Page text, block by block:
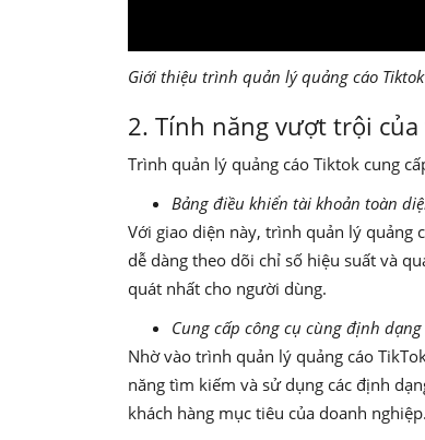
Giới thiệu trình quản lý quảng cáo Tiktok
2. Tính năng vượt trội
Trình quản lý quảng cáo Tiktok cung
Bảng điều khiển tài khoản toàn
Với giao diện này, trình quản lý quảng
dễ dàng theo dõi chỉ số hiệu suất và
quát nhất cho người dùng.
Cung cấp công cụ cùng định
Nhờ vào trình quản lý quảng cáo
năng tìm kiếm và sử dụng các định
khách hàng mục tiêu của doanh nghiệp.